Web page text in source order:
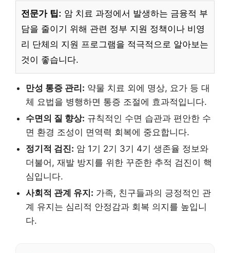
전문가 팁: 암 치료 과정에서 발생하는 금융적 부
담을 줄이기 위해 관련 정부 지원 정책이나 비영
리 단체의 지원 프로그램을 적극적으로 알아보는
것이 좋습니다.
만성 통증 관리: 약물 치료 외에 명상, 요가 등 대
체 요법을 병행하면 통증 조절에 효과적입니다.
수면의 질 향상: 규칙적인 수면 습관과 편안한 수
면 환경 조성이 면역력 회복에 중요합니다.
정기적 검진: 암 1기 2기 3기 4기 생존율 정보와
더불어, 재발 방지를 위한 꾸준한 추적 검진이 핵
심입니다.
사회적 관계 유지: 가족, 친구들과의 긍정적인 관
계 유지는 심리적 안정감과 회복 의지를 높입니
다.